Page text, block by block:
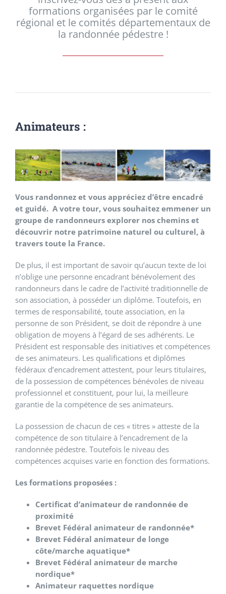
formations organisées par le comité
régional et le comités départementaux de
la randonnée pédestre !
Animateurs :
Vous randonnez et vous appréciez d’être encadré
et guidé. A votre tour, vous souhaitez emmener un
groupe de randonneurs explorer nos chemins et
découvrir notre patrimoine naturel ou culturel, à
travers toute la France.
De plus, il est important de savoir qu’aucun texte de loi
n’oblige une personne encadrant bénévolement des
randonneurs dans le cadre de l’activité traditionnelle de
son association, à posséder un diplôme. Toutefois, en
termes de responsabilité, toute association, en la
personne de son Président, se doit de répondre à une
obligation de moyens à l’égard de ses adhérents. Le
Président est responsable des initiatives et compétences
de ses animateurs. Les qualifications et diplômes
fédéraux d’encadrement attestent, pour leurs titulaires,
de la possession de compétences bénévoles de niveau
professionnel et constituent, pour lui, la meilleure
garantie de la compétence de ses animateurs.
La possession de chacun de ces « titres » atteste de la
compétence de son titulaire à l’encadrement de la
randonnée pédestre. Toutefois le niveau des
compétences acquises varie en fonction des formations.
Les formations proposées :
Certificat d’animateur de randonnée de
proximité
Brevet Fédéral animateur de randonnée*
Brevet Fédéral animateur de longe
côte/marche aquatique*
Brevet Fédéral animateur de marche
nordique*
Animateur raquettes nordique